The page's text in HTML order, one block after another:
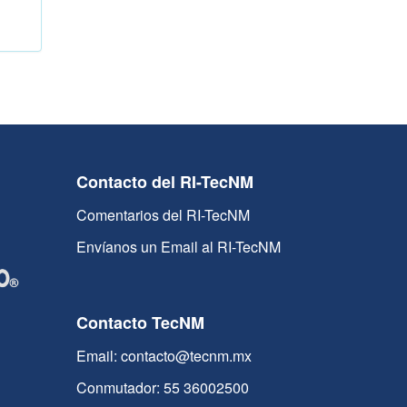
Contacto del RI-TecNM
Comentarios del RI-TecNM
Envíanos un Email al RI-TecNM
Contacto TecNM
Email: contacto@tecnm.mx
Conmutador: 55 36002500